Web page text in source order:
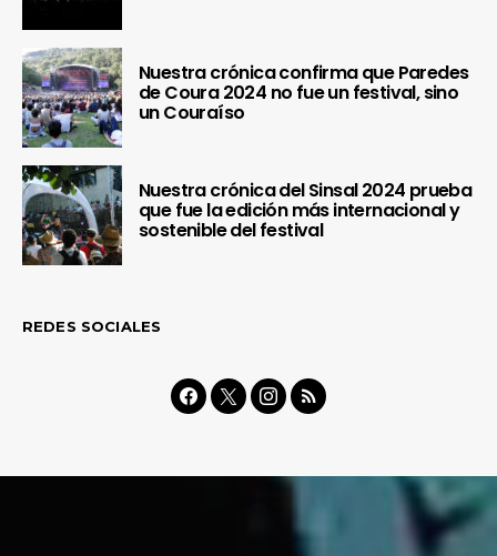
Nuestra crónica confirma que Paredes
de Coura 2024 no fue un festival, sino
un Couraíso
Nuestra crónica del Sinsal 2024 prueba
que fue la edición más internacional y
sostenible del festival
REDES SOCIALES